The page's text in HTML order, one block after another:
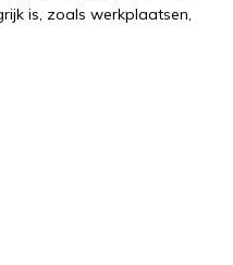
is, zoals werkplaatsen,